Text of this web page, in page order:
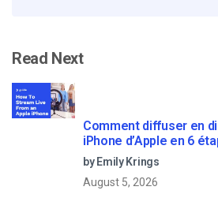
Read Next
Comment diffuser en
iPhone d’Apple en 6
by Emily Krings
August 5, 2026